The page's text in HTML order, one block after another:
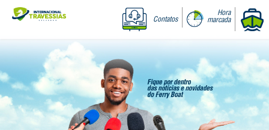
Contatos
Hora
marcada